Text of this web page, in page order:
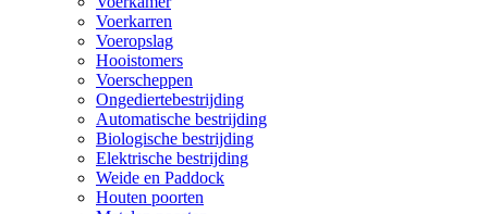
Voerkarren
Voeropslag
Hooistomers
Voerscheppen
Ongediertebestrijding
Automatische bestrijding
Biologische bestrijding
Elektrische bestrijding
Weide en Paddock
Houten poorten